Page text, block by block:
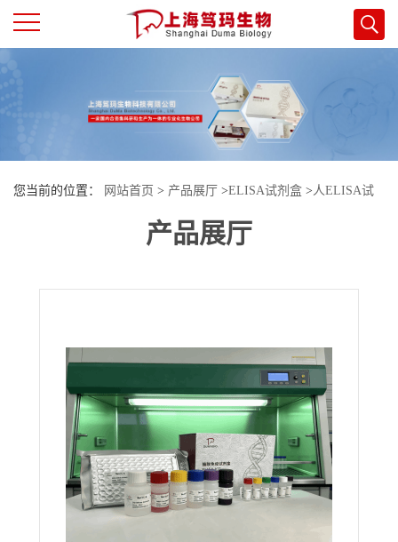
页
司
您当前的位置： 网站首页 > 产品展厅 >ELISA试剂盒 >人ELISA试
人（Human）谷胱甘肽（GSH）ELISA检测试剂盒
产品展厅